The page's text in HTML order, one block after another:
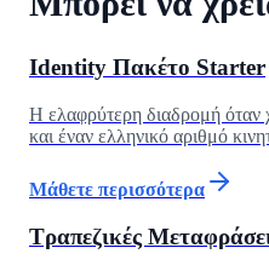
Identity Πακέτο Starter
Η ελαφρύτερη διαδρομή όταν
και έναν ελληνικό αριθμό
Μάθετε περισσότερα
Τραπεζικές